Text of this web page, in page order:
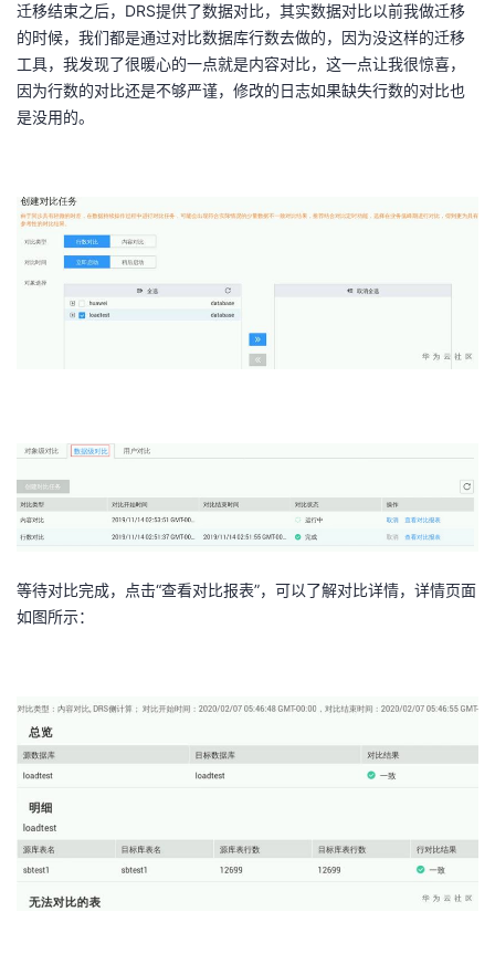
迁移结束之后，DRS提供了数据对比，其实数据对比以前我做迁移
的时候，我们都是通过对比数据库行数去做的，因为没这样的迁移
工具，我发现了很暖心的一点就是内容对比，这一点让我很惊喜，
因为行数的对比还是不够严谨，修改的日志如果缺失行数的对比也
是没用的。
等待对比完成，点击“查看对比报表”，可以了解对比详情，详情页面
如图所示：